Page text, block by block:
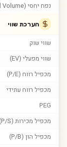
נפח יחסי (Rel Volume)
הערכת שווי
שווי שוק
שווי מפעלי (EV)
מכפיל רווח (P/E)
מכפיל רווח עתידי
PEG
מכפיל מכירות (P/S)
מכפיל הון (P/B)